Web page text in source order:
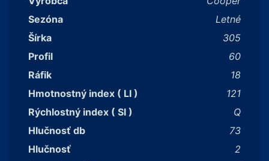
Sezóna
Letné
Šírka
305
Profil
60
Ráfik
18
Hmotnostný index ( LI )
121
Rýchlostný index ( SI )
Q
Hlučnosť db
73
Hlučnosť
2